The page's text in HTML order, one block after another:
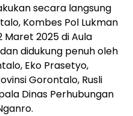
secara langsung
Kombes Pol Lukman
Maret 2025 di Aula
didukung penuh oleh
Eko Prasetyo,
Gorontalo, Rusli
Dinas Perhubungan